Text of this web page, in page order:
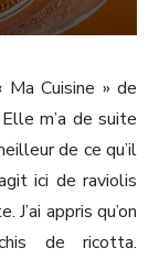
Cuisine » de
m’a de suite
de ce qu’il
ici de raviolis
J’ai appris qu’on
de ricotta.